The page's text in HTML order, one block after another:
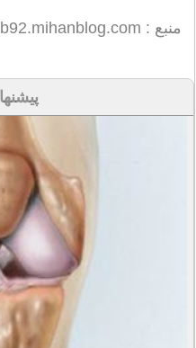
منبع : aftab92.mihanblog.com